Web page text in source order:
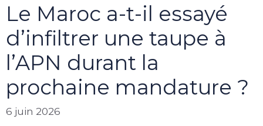
Le Maroc a-t-il essayé
d’infiltrer une taupe à
l’APN durant la
prochaine mandature ?
6 juin 2026